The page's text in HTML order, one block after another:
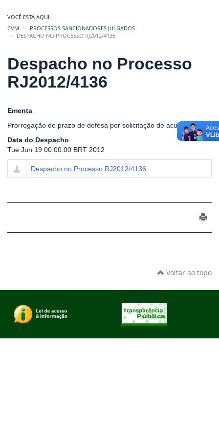
VOCÊ ESTÁ AQUI:
CVM
PROCESSOS SANCIONADORES JULGADOS
DESPACHO NO PROCESSO RJ2012/4136
Despacho no Processo
RJ2012/4136
Ementa
Prorrogação de prazo de defesa por solicitação de acusado
Data do Despacho
Tue Jun 19 00:00:00 BRT 2012
Despacho no Processo RJ2012/4136
Voltar ao topo